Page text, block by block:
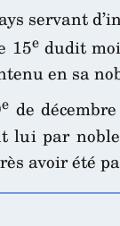
servant
15edudit
en sa
e de
lui par
avoir été